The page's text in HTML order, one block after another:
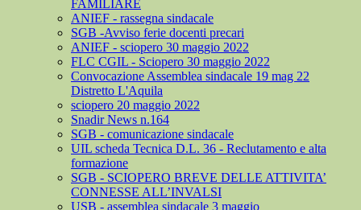
FAMILIARE
ANIEF - rassegna sindacale
SGB -Avviso ferie docenti precari
ANIEF - sciopero 30 maggio 2022
FLC CGIL - Sciopero 30 maggio 2022
Convocazione Assemblea sindacale 19 mag 22
Distretto L'Aquila
sciopero 20 maggio 2022
Snadir News n.164
SGB - comunicazione sindacale
UIL scheda Tecnica D.L. 36 - Reclutamento e alta
formazione
SGB - SCIOPERO BREVE DELLE ATTIVITA’
CONNESSE ALL’INVALSI
USB - assemblea sindacale 3 maggio